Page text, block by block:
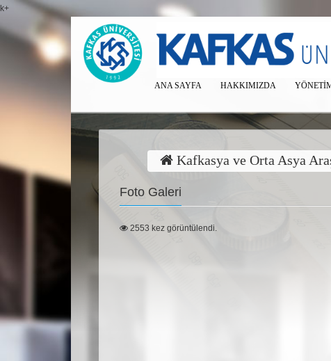
k+
ANA SAYFA HAKKIMIZDA
Kafkasya ve Orta Asya
Foto Galeri
2553 kez görüntülendi.